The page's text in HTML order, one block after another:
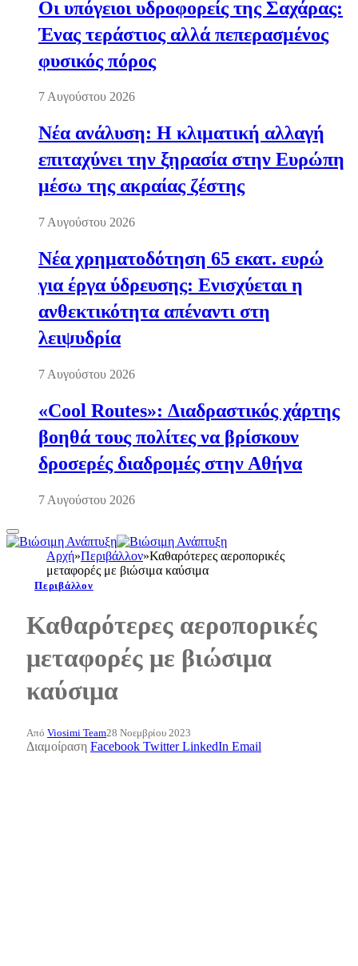
Οι υπόγειοι υδροφορείς της Σαχάρας:
Ένας τεράστιος αλλά πεπερασμένος
φυσικός πόρος
7 Αυγούστου 2026
Νέα ανάλυση: Η κλιματική αλλαγή
επιταχύνει την ξηρασία στην Ευρώπη
μέσω της ακραίας ζέστης
7 Αυγούστου 2026
Νέα χρηματοδότηση 65 εκατ. ευρώ
για έργα ύδρευσης: Ενισχύεται η
ανθεκτικότητα απέναντι στη
λειψυδρία
7 Αυγούστου 2026
«Cool Routes»: Διαδραστικός χάρτης
βοηθά τους πολίτες να βρίσκουν
δροσερές διαδρομές στην Αθήνα
7 Αυγούστου 2026
Αρχή»Περιβάλλον»Καθαρότερες αεροπορικές
μεταφορές με βιώσιμα καύσιμα
Περιβάλλον
Καθαρότερες αεροπορικές
μεταφορές με βιώσιμα
καύσιμα
Από Viosimi Team28 Νοεμβρίου 2023
Διαμοίραση Facebook Twitter LinkedIn Email